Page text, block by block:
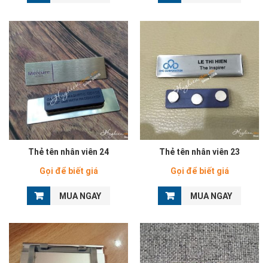
Thẻ tên nhân viên 24
Gọi để biết giá
MUA NGAY
Thẻ tên nhân viên 23
Gọi để biết giá
MUA NGAY